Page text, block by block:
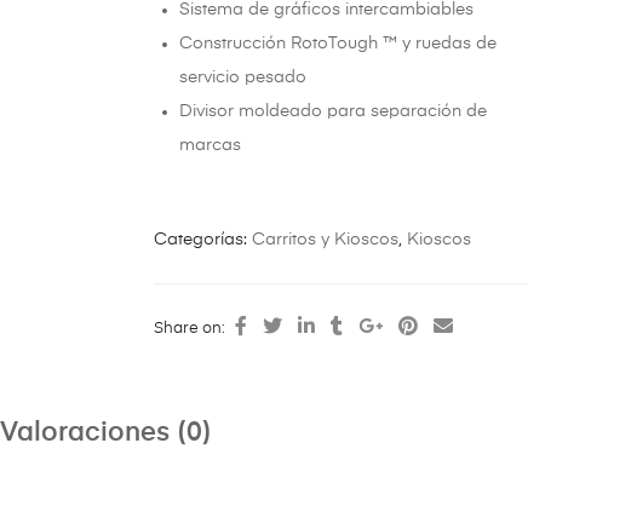
Sistema de gráficos intercambiables
Construcción RotoTough ™ y ruedas de
servicio pesado
Divisor moldeado para separación de
marcas
Categorías:Carritos y Kioscos, Kioscos
Share on:
Valoraciones (0)